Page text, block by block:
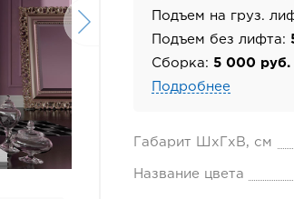
Подъем на груз.
Подъем без лифта:
Сборка: 5 000 руб.
Подробнее
Габарит ШхГхВ, см
Название цвета